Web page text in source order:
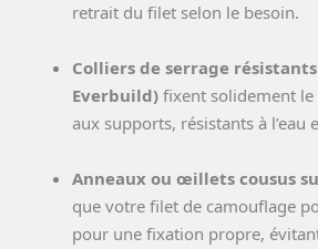
retrait du filet selon le besoin.
Colliers de serrage
Everbuild) fixent solidement le
aux supports, résistants à l’eau
Anneaux ou œillets cousus
que votre filet de camouflage
pour une fixation propre,